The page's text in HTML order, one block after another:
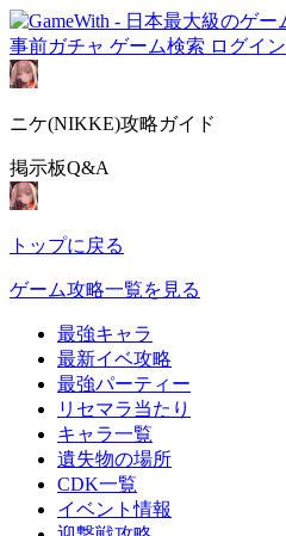
事前ガチャ ゲーム検索 ログイン
ニケ(NIKKE)攻略ガイド
掲示板Q&A
トップに戻る
ゲーム攻略一覧を見る
最強キャラ
最新イベ攻略
最強パーティー
リセマラ当たり
キャラ一覧
遺失物の場所
CDK一覧
イベント情報